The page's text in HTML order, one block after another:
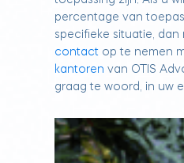
percentage van
specifieke situatie, dan
contactop te nemen
kantoren van OTIS
graag te woord, in uw